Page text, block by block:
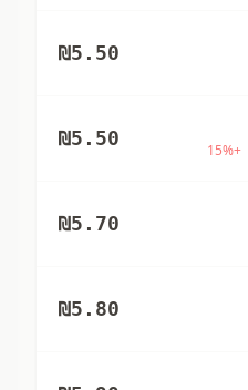
₪5.50
+
15%
₪5.50
₪5.70
₪5.80